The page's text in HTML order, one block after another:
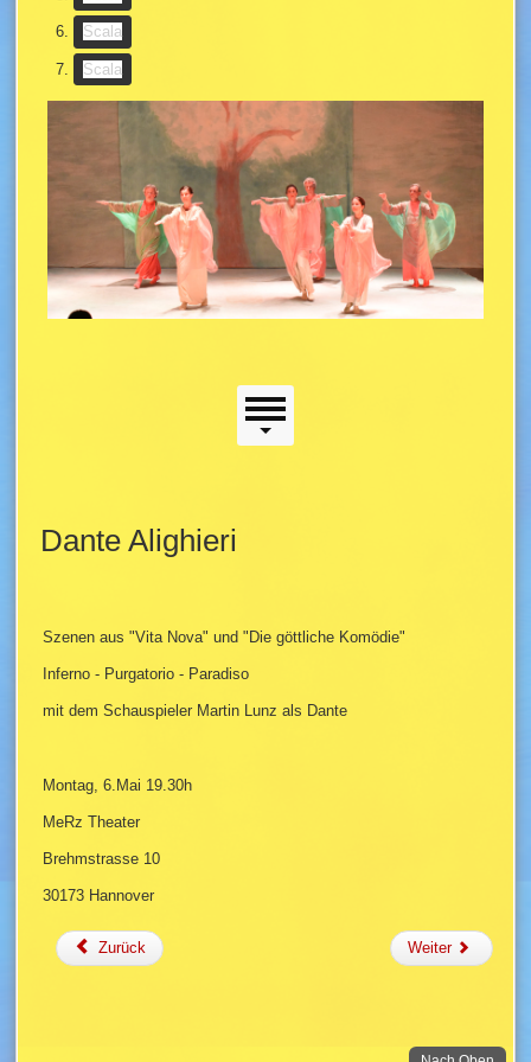
Scala(Slideshow-Taste)
Scala(Slideshow-Taste)
Seitenmenü
Dante Alighieri
Szenen aus "Vita Nova" und "Die göttliche Komödie"
Inferno - Purgatorio - Paradiso
mit dem Schauspieler Martin Lunz als Dante
Montag, 6.Mai 19.30h
MeRz Theater
Brehmstrasse 10
30173 Hannover
Zurück Weiter